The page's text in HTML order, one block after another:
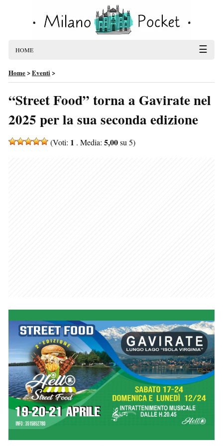
HOME ☰
Home>Eventi>
“Street Food” torna a Gavirate nel
2025 per la sua seconda edizione
(Voti: 1 . Media: 5,00su 5)